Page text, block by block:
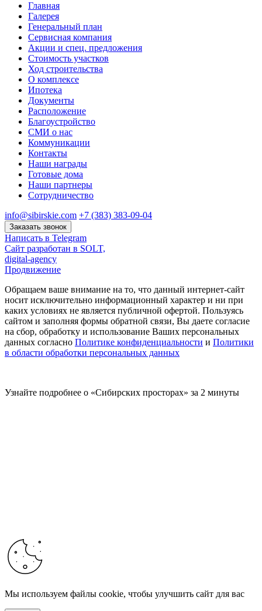
Главная
Галерея
Генеральный план
Сервисная компания
Акции и спец. предложения
Стоимость участков
Ход строительства
О комплексе
Ипотека
Документы
Расположение
Благоустройство
СМИ о нас
Коммуникации
Контакты
Наши награды
Готовые дома
Наши партнеры
Сотрудничество
info@sibirskie.com +7 (383) 383-09-04
Заказать звонок
Написать в Telegram
Сайт разработан в SOLT,
digital-agency
Продвижение
Обращаем ваше внимание на то, что данный интернет-сайт
носит исключительно информационный характер и ни при
каких условиях не является публичной офертой. Пользуясь
сайтом и заполняя формы обратной связи, Вы даете согласие
на сбор, обработку и использование Ваших персональных
данных согласно Политике конфиденциальности и Политики
в области обработки персональных данных
Узнайте подробнее о «Сибирских просторах» за 2 минуты
Мы используем файлы cookie, чтобы улучшить сайт для вас